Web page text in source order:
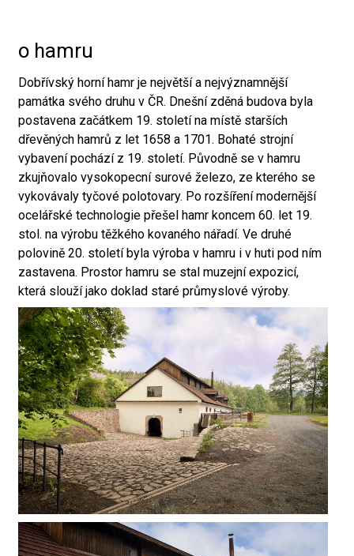
o hamru
Dobřívský horní hamr je největší a nejvýznamnější
památka svého druhu v ČR. Dnešní zděná budova byla
postavena začátkem 19. století na místě starších
dřevěných hamrů z let 1658 a 1701. Bohaté strojní
vybavení pochází z 19. století. Původně se v hamru
zkujňovalo vysokopecní surové železo, ze kterého se
vykovávaly tyčové polotovary. Po rozšíření modernější
ocelářské technologie přešel hamr koncem 60. let 19.
stol. na výrobu těžkého kovaného nářadí. Ve druhé
polovině 20. století byla výroba v hamru i v huti pod ním
zastavena. Prostor hamru se stal muzejní expozicí,
která slouží jako doklad staré průmyslové výroby.